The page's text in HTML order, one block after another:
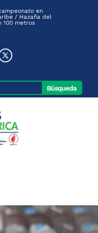
en
/ Hazaña del
100 metros